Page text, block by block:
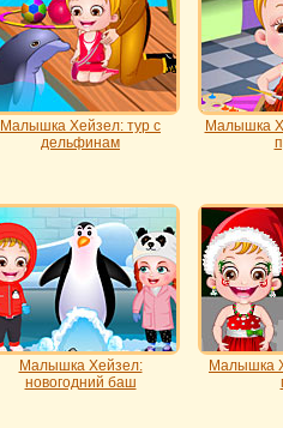
Малышка Хейзел: тур с
дельфинам
Малышка
Малышка Хейзел:
новогодний баш
Малышка